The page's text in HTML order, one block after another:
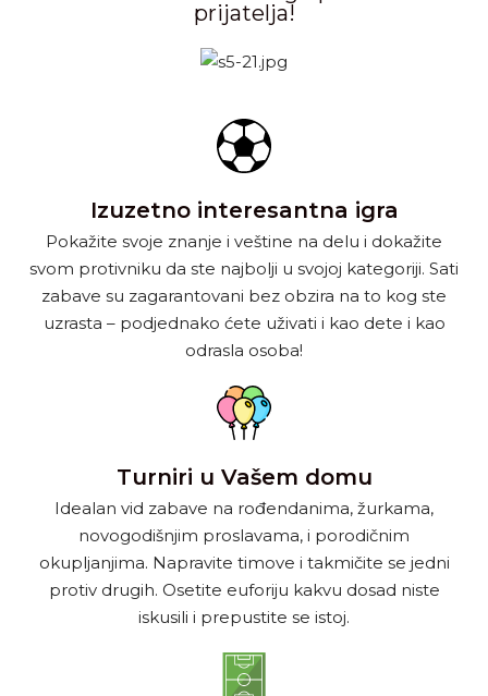
prijatelja!
Izuzetno interesantna igra
Pokažite svoje znanje i veštine na delu i dokažite
svom protivniku da ste najbolji u svojoj kategoriji. Sati
zabave su zagarantovani bez obzira na to kog ste
uzrasta – podjednako ćete uživati i kao dete i kao
odrasla osoba!
Turniri u Vašem domu
Idealan vid zabave na rođendanima, žurkama,
novogodišnjim proslavama, i porodičnim
okupljanjima. Napravite timove i takmičite se jedni
protiv drugih. Osetite euforiju kakvu dosad niste
iskusili i prepustite se istoj.